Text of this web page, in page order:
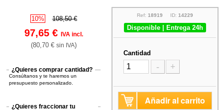
10% 108,50 €
97,65 € IVA incl.
(80,70 € sin IVA)
¿Quieres comprar cantidad?
Consúltanos y te haremos un
presupuesto personalizado.
¿Quieres fraccionar tu
Ref: 18919 ID: 14229
Disponible | Entrega 24h
Cantidad
- +
Añadir al carrito